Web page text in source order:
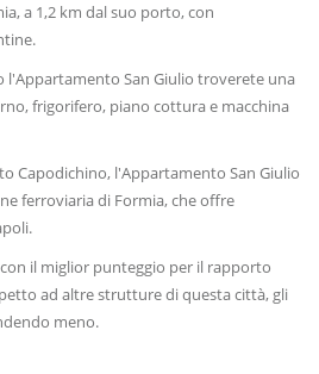
a 1,2 km dal suo porto, con
l'Appartamento San Giulio troverete una
frigorifero, piano cottura e macchina
Capodichino, l'Appartamento San Giulio
ferroviaria di Formia, che offre
il miglior punteggio per il rapporto
ad altre strutture di questa città, gli
meno.